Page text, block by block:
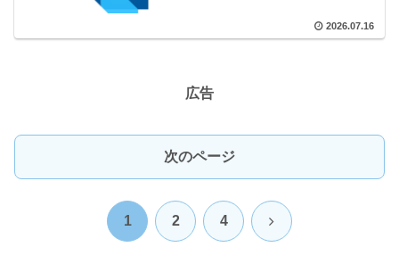
2026.07.16
広告
次のページ
1 2 4 次